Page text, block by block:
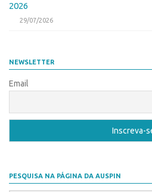
Convênios
Parcerias PD&I
Conexão Inter-USP
2026
29/07/2026
NEWSLETTER
Email
PESQUISA NA PÁGINA DA AUSPIN